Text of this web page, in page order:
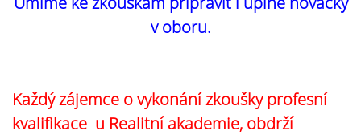
v oboru.
Každý zájemce o vykonání zkoušky profesní
kvalifikace u Realitní akademie, obdrží